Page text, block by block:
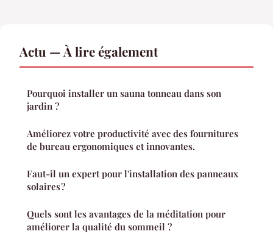
Actu — À lire également
Pourquoi installer un sauna tonneau dans son
jardin ?
Améliorez votre productivité avec des fournitures
de bureau ergonomiques et innovantes.
Faut-il un expert pour l'installation des panneaux
solaires ?
Quels sont les avantages de la méditation pour
améliorer la qualité du sommeil ?